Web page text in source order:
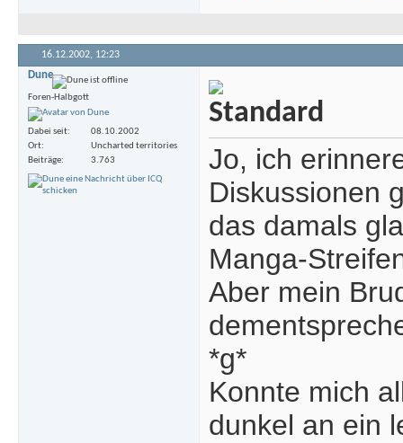
16.12.2002, 12:23
Dune
Foren-Halbgott
Dabei seit
08.10.2002
Ort
Uncharted territories
Beiträge
3.763
Jo, ich
Diskussionen
das damals
Manga-
Aber mein
*g*
Konnte mich
dunkel an ein